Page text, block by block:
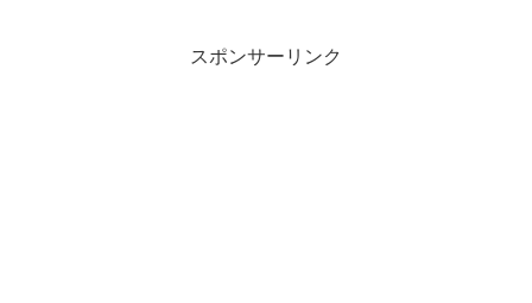
スポンサーリンク